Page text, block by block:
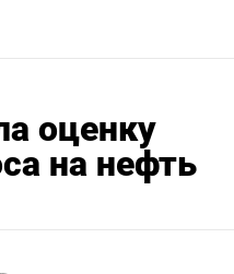
оценку
на нефть